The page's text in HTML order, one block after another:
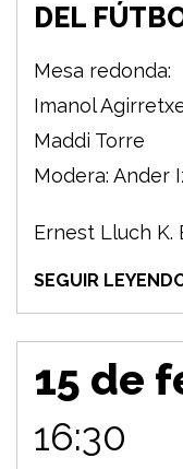
DEL
Mesa redonda:
Imanol
Maddi Torre
Modera: Ander
Ernest Lluch K.
SEGUIR
15 de
16:30